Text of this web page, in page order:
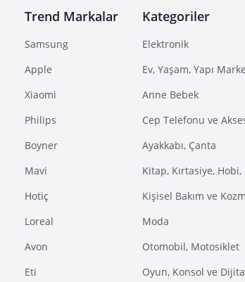
Trend Markalar
Samsung
Apple
Xiaomi
Philips
Boyner
Mavi
Hotiç
Loreal
Avon
Eti
Kategoriler
Elektronik
Ev, Yaşam, Yapı
Anne Bebek
Cep Telefonu ve
Ayakkabı, Çanta
Kitap, Kırtasiye,
Kişisel Bakım ve
Moda
Otomobil, Motosiklet
Oyun, Konsol ve